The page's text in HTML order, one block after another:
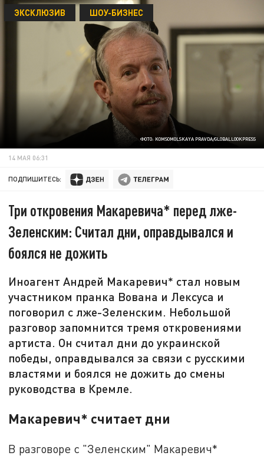
ФОТО: KOMSOMOLSKAYA PRAVDA/GLOBALLOOKPRESS
ЭКСКЛЮЗИВ ШОУ-БИЗНЕС
14 МАЯ 06:31
ПОДПИШИТЕСЬ:
Три откровения Макаревича* перед лже-
Зеленским: Считал дни, оправдывался и
боялся не дожить
Иноагент Андрей Макаревич* стал новым
участником пранка Вована и Лексуса и
поговорил с лже-Зеленским. Небольшой
разговор запомнится тремя откровениями
артиста. Он считал дни до украинской
победы, оправдывался за связи с русскими
властями и боялся не дожить до смены
руководства в Кремле.
Макаревич* считает дни
В разговоре с "Зеленским" Макаревич*